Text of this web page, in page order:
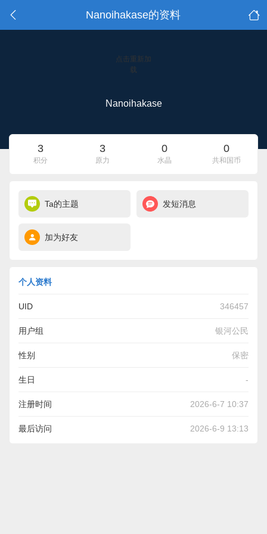
Nanoihakase的资料
点击重新加
载
Nanoihakase
3
积分
3
原力
0
水晶
0
共和国币
Ta的主题 发短消息
加为好友
个人资料
UID 346457
用户组 银河公民
性别 保密
生日 -
注册时间 2026-6-7 10:37
最后访问 2026-6-9 13:13